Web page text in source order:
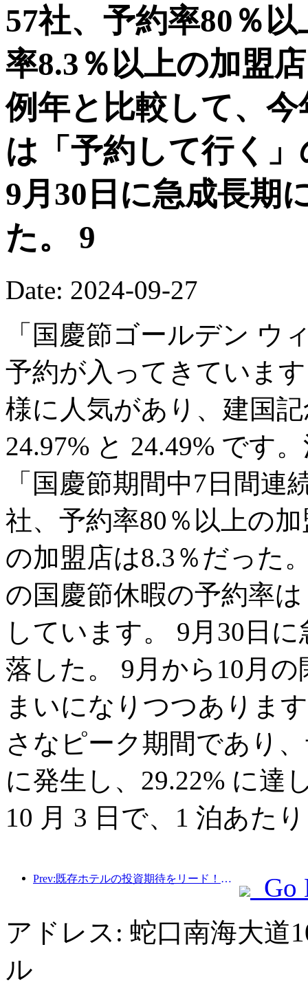
57社、予約率80％
率8.3％以上の加盟
例年と比較して、
は「予約して行く
9月30日に急成長期
た。 9
Date: 2024-09-27
「国慶節ゴールデン ウ
予約が入ってきていま
様に人気があり、建国
24.97% と 24.49% です
「国慶節期間中7日間
社、予約率80％以上の
の加盟店は8.3％だった
の国慶節休暇の予約率
しています。 9月30日
落した。 9月から10月
まいになりつつありま
さなピーク期間であり
に発生し、29.22% に達
10 月 3 日で、1 泊あた
Prev:既存ホテルの投資期待をリード！万新志格ホテルは業界で「既存ホテルの優良経営ブランド」と称賛を獲得
Go
アドレス: 蛇口南海大道
ル